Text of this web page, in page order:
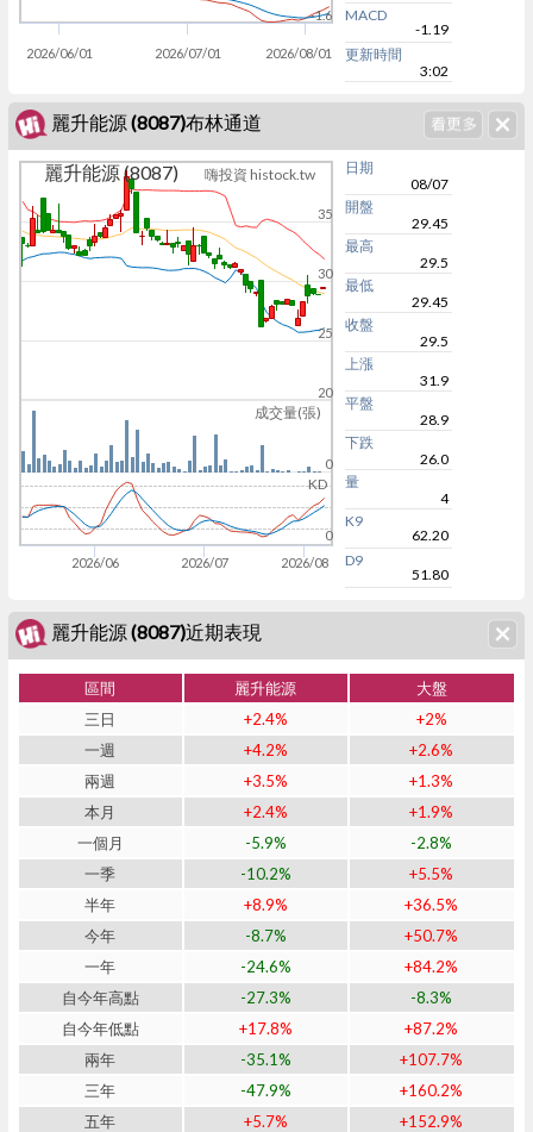
2026/06/01 2026/07/01 2026/08/01
-1.6
MACD
-1.19
更新時間
3:02
麗升能源 (8087)布林通道
成交量(張)
KD
麗升能源 (8087) 嗨投資 histock.tw
2026/06 2026/07 2026/08
20
25
30
35
0
0
日期
08/07
開盤
29.45
最高
29.5
最低
29.45
收盤
29.5
上漲
31.9
平盤
28.9
下跌
26.0
量
4
K9
62.20
D9
51.80
麗升能源 (8087)近期表現
區間 麗升能源
大盤
三日
+2.4%
+2%
一週
+4.2%
+2.6%
兩週
+3.5%
+1.3%
本月
+2.4%
+1.9%
一個月
-5.9%
-2.8%
一季
-10.2%
+5.5%
半年
+8.9%
+36.5%
今年
-8.7%
+50.7%
一年
-24.6%
+84.2%
自今年高點
-27.3%
-8.3%
自今年低點
+17.8%
+87.2%
兩年
-35.1%
+107.7%
三年
-47.9%
+160.2%
五年
+5.7% +152.9%